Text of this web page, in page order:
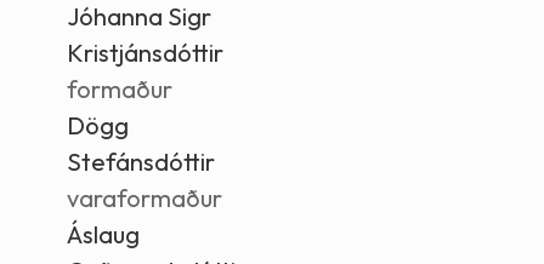
Jóhanna Sigr
Kristjánsdóttir
formaður
Dögg
Stefánsdóttir
varaformaður
Áslaug